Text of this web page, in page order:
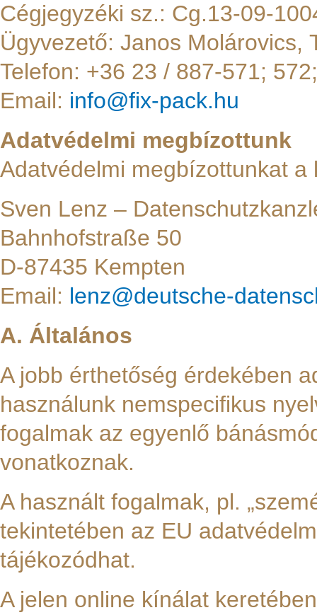
Cégjegyzéki sz.: Cg.13-09-
Ügyvezető: Janos Molárovics,
Telefon: +36 23 / 887-571;
Email: info@fix-pack.hu
Adatvédelmi megbízottunk
Adatvédelmi megbízottunkat
Sven Lenz –
Bahnhofstraße 50
D-87435 Kempten
Email: lenz@deutsche-
A. Általános
A jobb érthetőség érdekében
használunk nemspecifikus
fogalmak az egyenlő
vonatkoznak.
A használt fogalmak, pl.
tekintetében az EU
tájékozódhat.
A jelen online kínálat